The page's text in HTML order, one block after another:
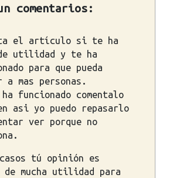
comentarios:
el artículo si te ha
utilidad y te ha
para que pueda
a mas personas.
funcionado comentalo
asi yo puedo repasarlo
ver porque no
casos tú opinión es
mucha utilidad para